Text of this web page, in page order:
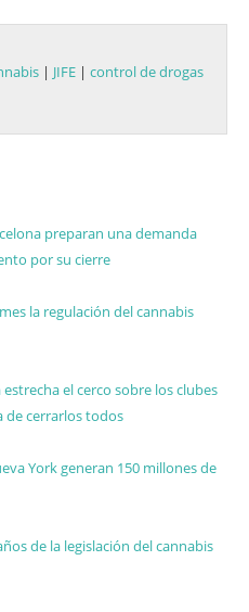
| JIFE | control de drogas
preparan una demanda
por su cierre
la regulación del cannabis
el cerco sobre los clubes
de cerrarlos todos
York generan 150 millones de
de la legislación del cannabis